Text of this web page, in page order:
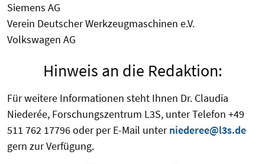
Siemens AG
Verein Deutscher Werkzeugmaschinen e.V.
Volkswagen AG
Hinweis an die Redaktion:
Für weitere Informationen steht Ihnen Dr. Claudia
Niederée, Forschungszentrum L3S, unter Telefon +49
511 762 17796 oder per E-Mail unterniederee@l3s.de
gern zur Verfügung.